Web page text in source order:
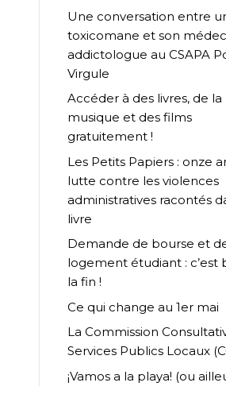
Une conversation entre
toxicomane et son
addictologue au CSAPA
Virgule
Accéder à des livres, de la
musique et des films
gratuitement !
Les Petits Papiers : onze
lutte contre les violences
administratives racontés
livre
Demande de bourse et
logement étudiant : c’est
la fin !
Ce qui change au 1er mai
La Commission
Services Publics Locaux
¡Vamos a la playa! (ou